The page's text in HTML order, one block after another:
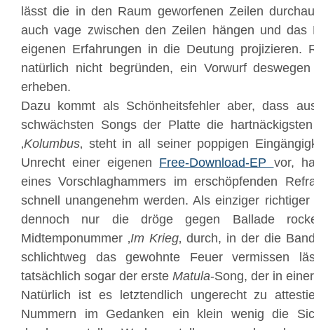
lässt die in den Raum geworfenen Zeilen
auch vage zwischen den Zeilen hängen und das
eigenen Erfahrungen in die Deutung projizieren.
natürlich nicht begründen, ein Vorwurf
erheben.
Dazu kommt als Schönheitsfehler aber, dass
schwächsten Songs der Platte die
‚Kolumbus‚ steht in all seiner poppigen
Unrecht einer eigenen Free-Download-EP vor,
eines Vorschlaghammers im erschöpfenden
schnell unangenehm werden. Als einziger
dennoch nur die dröge gegen Ballade
Midtemponummer ‚Im Krieg‚ durch, in der die
schlichtweg das gewohnte Feuer vermissen
tatsächlich sogar der erste Matula-Song, der in
Natürlich ist es letztendlich ungerecht zu
Nummern im Gedanken ein klein wenig die